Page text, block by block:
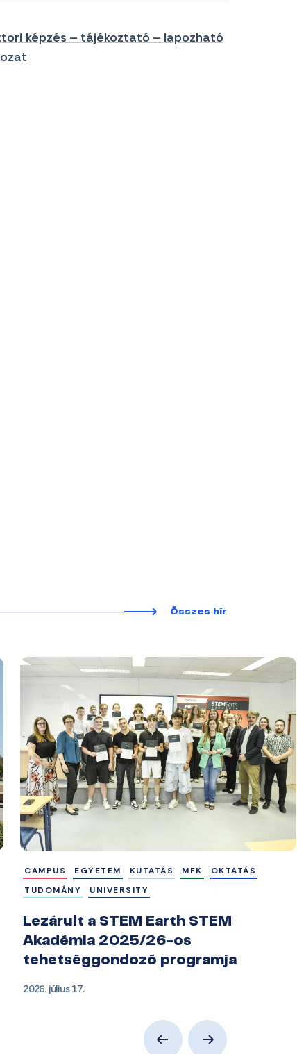
képzés – tájékoztató – lapozható
Összes hír
CAMPUS EGYETEM KUTATÁS MFK
OKTATÁS
TUDOMÁNY
UNIVERSITY
Lezárult a STEM Earth STEM
Akadémia 2025/26-os
tehetséggondozó programja
2026. július 17.